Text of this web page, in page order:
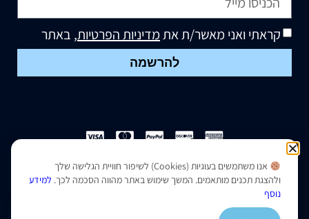
קראתי ואני מאשר/ת אתמדיניות הפרטיות, באתר
להרשמה
הצהרת נגישות|מדיניות פרטיות
נבנה ועוצב על ידי –
אנו משתמשים בעוגיות (Cookies) לשיפור חוויית הגלישה שלך
ולהצגת תכנים מותאמים. המשך שימוש באתר מהווה הסכמה לכך. למידע
נוסף